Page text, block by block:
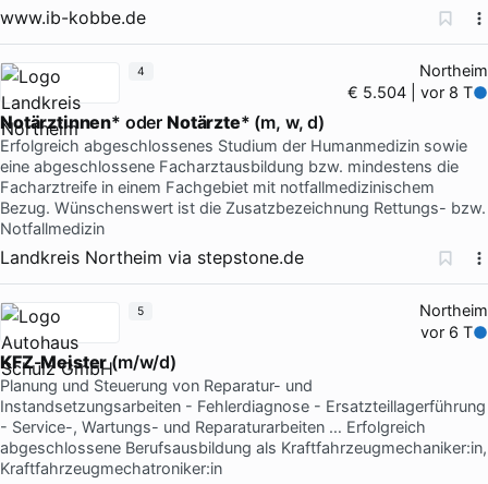
www.ib-kobbe.de
Northeim
€ 5.504 | vor 8 T
Notärztinnen* oder Notärzte* (m, w, d)
Erfolgreich abgeschlossenes Studium der Humanmedizin sowie
eine abgeschlossene Facharztausbildung bzw. mindestens die
Facharztreife in einem Fachgebiet mit notfallmedizinischem
Bezug. Wünschenswert ist die Zusatzbezeichnung Rettungs- bzw.
Notfallmedizin
Landkreis Northeim via stepstone.de
4
Northeim
vor 6 T
KFZ-Meister(m/w/d)
Planung und Steuerung von Reparatur- und
Instandsetzungsarbeiten - Fehlerdiagnose - Ersatzteillagerführung
- Service-, Wartungs- und Reparaturarbeiten … Erfolgreich
abgeschlossene Berufsausbildung als Kraftfahrzeugmechaniker:in,
Kraftfahrzeugmechatroniker:in
5